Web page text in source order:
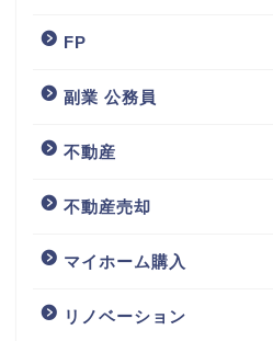
FP
副業 公務員
不動産
不動産売却
マイホーム購入
リノベーション